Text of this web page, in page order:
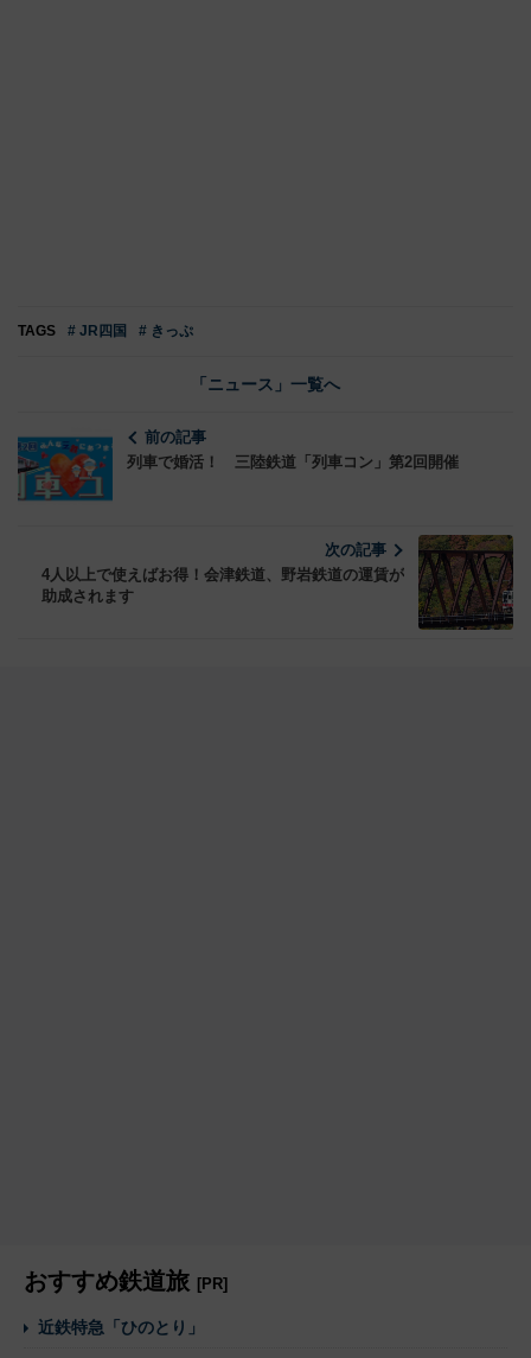
TAGS # JR四国 # きっぷ
「ニュース」一覧へ
前の記事
列車で婚活！ 三陸鉄道「列車コン」第2回開催
次の記事
4人以上で使えばお得！会津鉄道、野岩鉄道の運賃が
助成されます
おすすめ鉄道旅 [PR]
近鉄特急「ひのとり」